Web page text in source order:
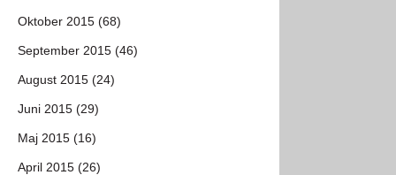
Oktober 2015 (68)
September 2015 (46)
August 2015 (24)
Juni 2015 (29)
Maj 2015 (16)
April 2015 (26)